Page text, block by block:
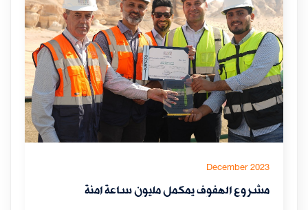
December 2023
مشروع الهفوف يمكمل مليون ساعة امنة